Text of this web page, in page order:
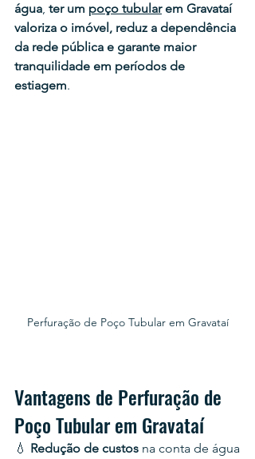
água, ter um poço tubular em Gravataí
valoriza o imóvel, reduz a dependência
da rede pública e garante maior
tranquilidade em períodos de
estiagem.
Perfuração de Poço Tubular em Gravataí
Vantagens de Perfuração de
Poço Tubular em Gravataí
💧 Redução de custos na conta de água